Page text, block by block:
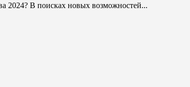
2024? В поисках новых возможностей...